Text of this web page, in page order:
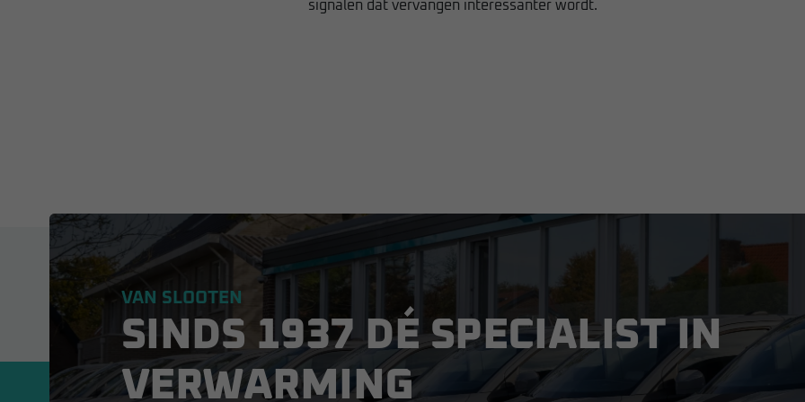
signalen dat vervangen interessanter wordt.
VAN SLOOTEN
SINDS 1937 DÉ SPECIALIST IN
VERWARMING